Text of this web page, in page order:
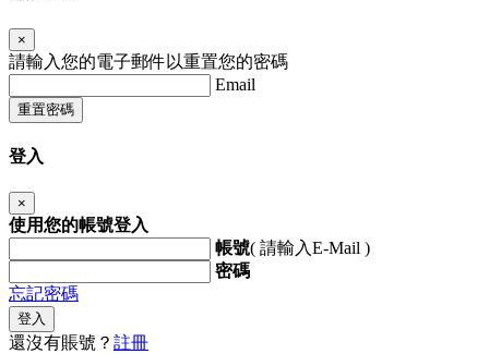
×
請輸入您的電子郵件以重置您的密碼
Email
重置密碼
登入
×
使用您的帳號登入
帳號( 請輸入E-Mail )
密碼
忘記密碼
登入
還沒有賬號？ 註冊